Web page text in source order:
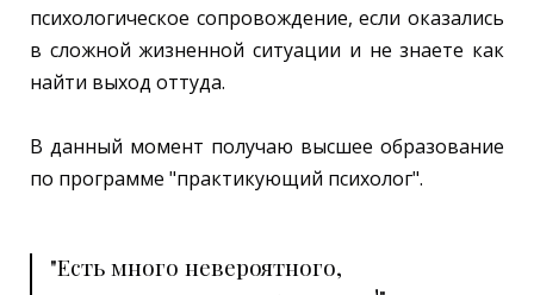
психологическое сопровождение, если оказались
в сложной жизненной ситуации и не знаете как
найти выход оттуда.
В данный момент получаю высшее образование
по программе "практикующий психолог".
"Есть много невероятного,